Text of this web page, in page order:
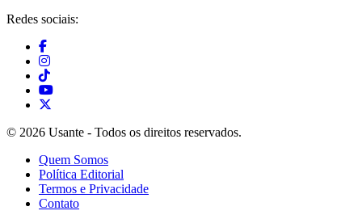
Redes sociais:
© 2026 Usante - Todos os direitos reservados.
Quem Somos
Política Editorial
Termos e Privacidade
Contato